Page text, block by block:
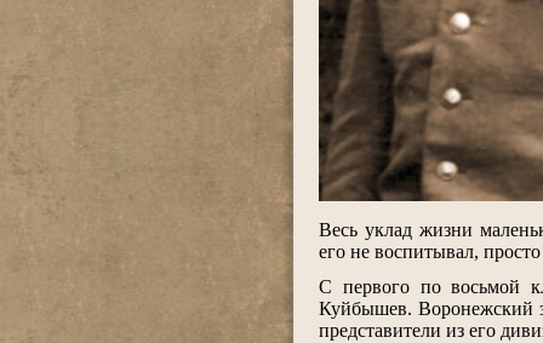
Весь уклад жизни
его не воспитывал,
С первого по восьмой
Куйбышев. Воронежский
представители из его